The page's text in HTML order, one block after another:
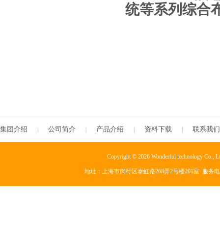
统等系列综合
集团介绍 公司简介 产品介绍 资料下载 联系我们
Copyright © 2026 Wonderful technology Co.,
地址：上海市闵行区泰虹路268弄2号楼201室 服务